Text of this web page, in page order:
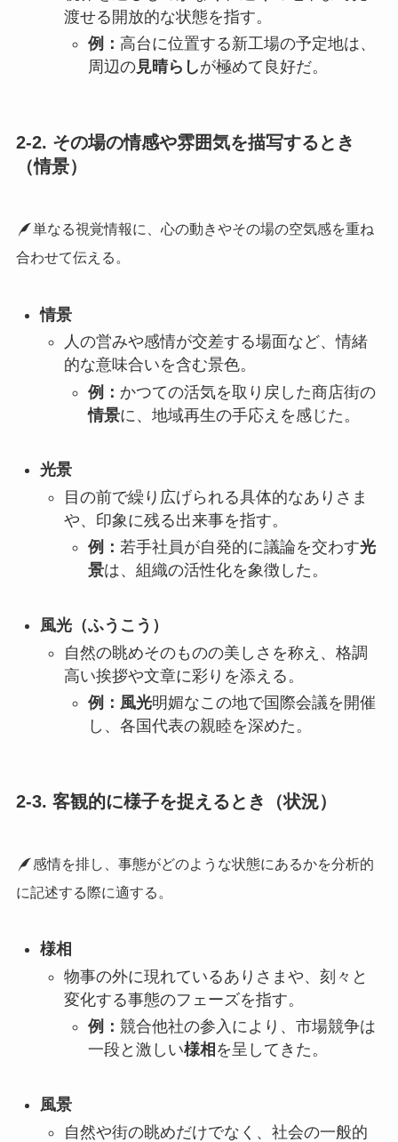
渡せる開放的な状態を指す。
例： 高台に位置する新工場の予定地は、
周辺の見晴らしが極めて良好だ。
2-2. その場の情感や雰囲気を描写するとき
（情景）
単なる視覚情報に、心の動きやその場の空気感を重ね
合わせて伝える。
情景
人の営みや感情が交差する場面など、情緒
的な意味合いを含む景色。
例： かつての活気を取り戻した商店街の
情景に、地域再生の手応えを感じた。
光景
目の前で繰り広げられる具体的なありさま
や、印象に残る出来事を指す。
例： 若手社員が自発的に議論を交わす光
景は、組織の活性化を象徴した。
風光（ふうこう）
自然の眺めそのものの美しさを称え、格調
高い挨拶や文章に彩りを添える。
例：風光明媚なこの地で国際会議を開催
し、各国代表の親睦を深めた。
2-3. 客観的に様子を捉えるとき（状況）
感情を排し、事態がどのような状態にあるかを分析的
に記述する際に適する。
様相
物事の外に現れているありさまや、刻々と
変化する事態のフェーズを指す。
例： 競合他社の参入により、市場競争は
一段と激しい様相 を呈してきた。
風景
自然や街の眺めだけでなく、社会の一般的